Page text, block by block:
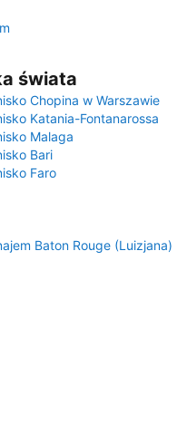
świata
Chopina w Warszawie
Katania-Fontanarossa
Malaga
Bari
Faro
Baton Rouge (Luizjana)